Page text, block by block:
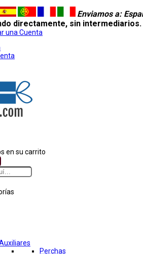
Enviamos a:
directamente, sin intermediarios.
una Cuenta
en su carrito
Perchas